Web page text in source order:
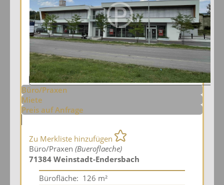
Büro/Praxen
Miete
Preis auf Anfrage
Zu Merkliste hinzufügen
Büro/Praxen (Bueroflaeche)
71384 Weinstadt-Endersbach
Bürofläche: 126 m²